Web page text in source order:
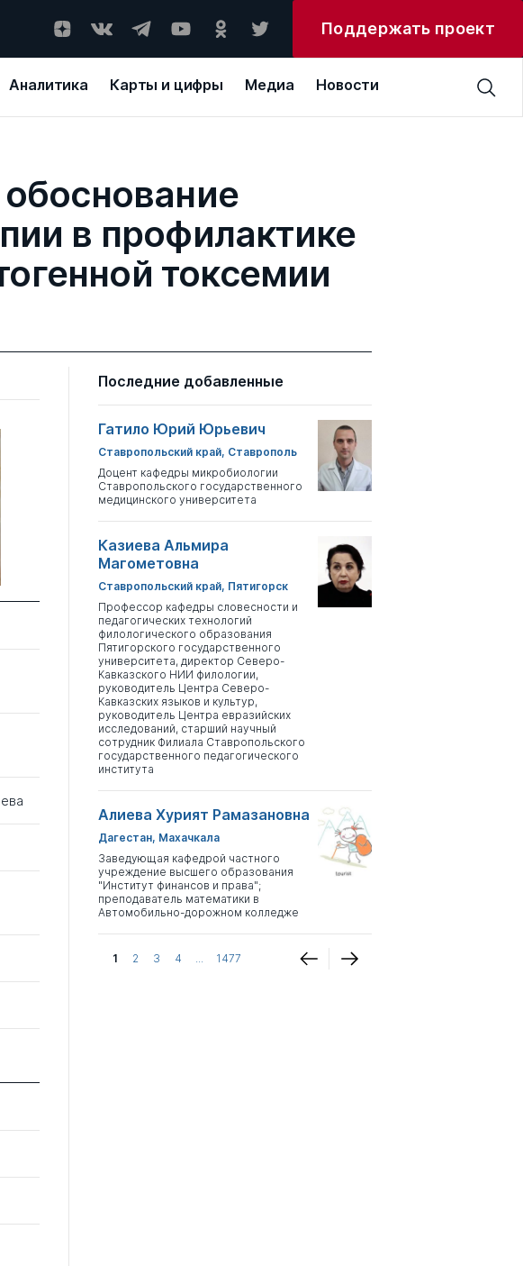
Поддержать проект
Аналитика Карты и цифры Медиа Новости
в профилактике
токсемии
Последние добавленные
Гатило Юрий Юрьевич
Ставропольский край, Ставрополь
Доцент кафедры микробиологии
Ставропольского государственного
медицинского университета
Казиева Альмира
Магометовна
Ставропольский край, Пятигорск
Профессор кафедры словесности и
педагогических технологий
филологического образования
Пятигорского государственного
университета, директор Северо-
Кавказского НИИ филологии,
руководитель Центра Северо-
Кавказских языков и культур,
руководитель Центра евразийских
исследований, старший научный
сотрудник Филиала Ставропольского
государственного педагогического
института
Алиева Хурият Рамазановна
Дагестан, Махачкала
Заведующая кафедрой частного
учреждение высшего образования
"Институт финансов и права";
преподаватель математики в
Автомобильно-дорожном колледже
1 2 3 4 ... 1477